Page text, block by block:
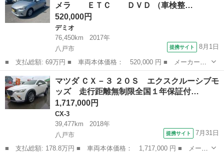
／衝突安...
メラ ＥＴＣ ＤＶＤ （車検整…
520,000円
デミオ
76,450km
2017年
八戸市
提携サイト 8月1日
■ 支払総額: 69万円 ■ 車両本体価格： 520,000 円 ■ メーカー
名： マツダ ■ 車種名： デミオ ■ グレード名： ＸＤ ナビ
アルミ バックカメラ ＥＴＣ ＤＶＤ ■ 排気量： 1500cc
■ ドア...
青森 八戸市 デミオ
マツダ ＣＸ－３ ２０Ｓ エクスクルーシブモ
ッズ 走行距離無制限全国１年保証付…
1,717,000円
CX-3
39,477km
2018年
八戸市
提携サイト 7月31日
■ 支払総額: 178.8万円 ■ 車両本体価格： 1,717,000 円 ■ メーカ